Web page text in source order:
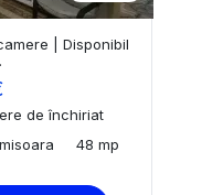
| Disponibil
de închiriat
48 mp